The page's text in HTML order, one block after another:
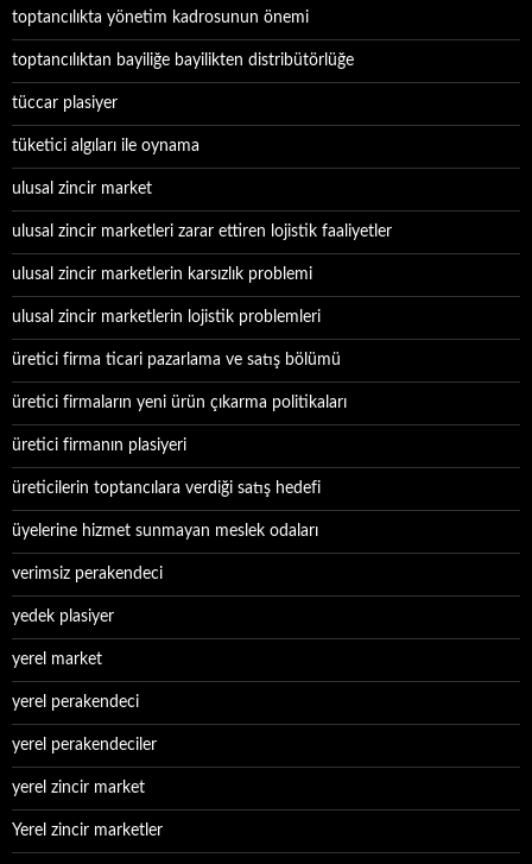
toptancılıkta yönetim kadrosunun önemi
toptancılıktan bayiliğe bayilikten distribütörlüğe
tüccar plasiyer
tüketici algıları ile oynama
ulusal zincir market
ulusal zincir marketleri zarar ettiren lojistik faaliyetler
ulusal zincir marketlerin karsızlık problemi
ulusal zincir marketlerin lojistik problemleri
üretici firma ticari pazarlama ve satış bölümü
üretici firmaların yeni ürün çıkarma politikaları
üretici firmanın plasiyeri
üreticilerin toptancılara verdiği satış hedefi
üyelerine hizmet sunmayan meslek odaları
verimsiz perakendeci
yedek plasiyer
yerel market
yerel perakendeci
yerel perakendeciler
yerel zincir market
Yerel zincir marketler